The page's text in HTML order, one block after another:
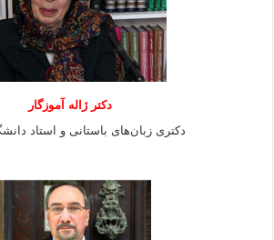
دکتر ژاله آموزگار
دکتری زبان‌های باستانی و استاد